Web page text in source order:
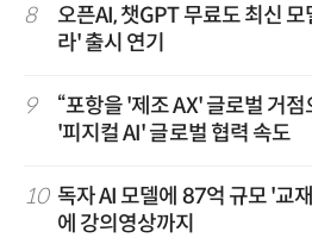
8
오픈AI, 챗GPT 무료도 최신
라' 출시 연기
9
“포항을 '제조 AX' 글로벌 거
'피지컬 AI' 글로벌 협력 속도
10 독자 AI 모델에 87억 규모 '교
에 강의영상까지